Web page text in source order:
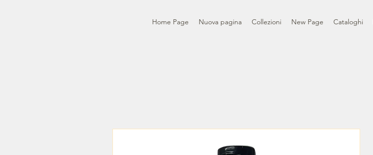
Home Page Nuova pagina Collezioni New Page Cataloghi